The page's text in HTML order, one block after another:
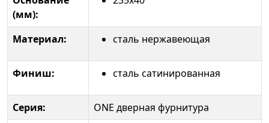
(мм):
Материал: сталь нержавеющая
Финиш: сталь сатинированная
Серия:
ONE дверная фурнитура